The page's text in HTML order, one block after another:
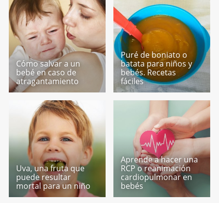
Cómo salvar a un
bebé en caso de
atragantamiento
Puré de boniato o
batata para niños y
bebés. Recetas
fáciles
Uva, una fruta que
puede resultar
mortal para un niño
Aprende a hacer una
RCP o reanimación
cardiopulmonar en
bebés